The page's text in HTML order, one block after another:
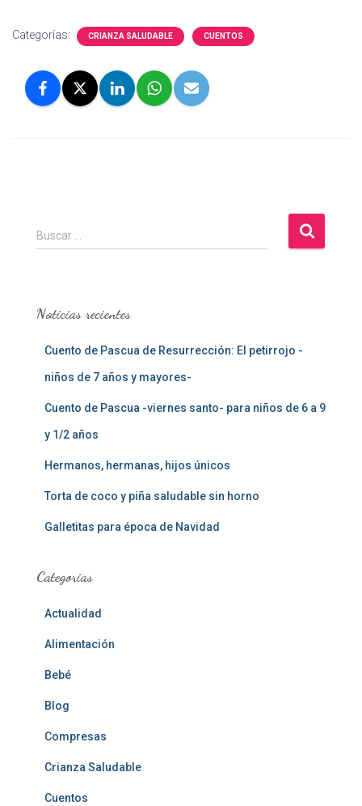
Categorías: CRIANZA SALUDABLE CUENTOS
B
u
r
Buscar …
Noticias recientes
Cuento de Pascua de Resurrección: El petirrojo -
niños de 7 años y mayores-
Cuento de Pascua -viernes santo- para niños de 6 a 9
y 1/2 años
Hermanos, hermanas, hijos únicos
Torta de coco y piña saludable sin horno
Galletitas para época de Navidad
Categorias
Actualidad
Alimentación
Bebé
Blog
Compresas
Crianza Saludable
Cuentos